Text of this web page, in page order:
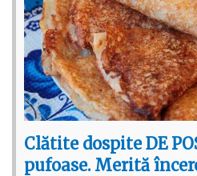
Clătite dospite DE
pufoase. Merită